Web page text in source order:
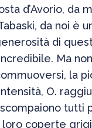
d’Avorio, da
da noi è
di
Ma
la
O.
tutti
coperte